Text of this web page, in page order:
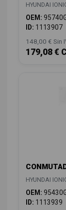
HYUNDAI
OEM:
ID: 1113907
148,00 € Sin
179,08 €
HYUNDAI
OEM:
ID: 1113939